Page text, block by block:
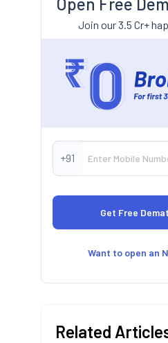
Join our 3.5 Cr+
+91
Want to open an
Related